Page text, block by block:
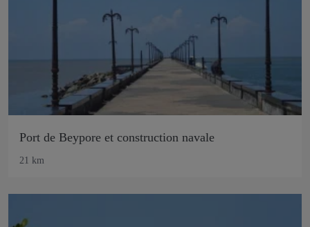
Port de Beypore et construction navale
21 km